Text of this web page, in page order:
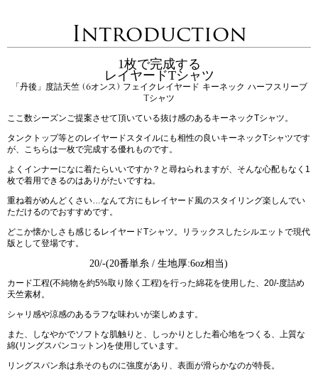
Introduction
1枚で完成する
レイヤードTシャツ
「丹後」度詰天竺 (6オンス) フェイクレイヤード キーネック ハーフスリーブ
Tシャツ
ここ数シーズンご提案させて頂いている抜け感のあるキーネックTシャツ。
タンクトップ等とのレイヤードスタイルにも相性の良いキーネックTシャツです
が、こちらは一枚で完成する優れものです。
よくインナーになに着たらいいですか？と尋ねられますが、そんな心配もなく1
枚で着用できるのはありがたいですね。
重ね着がめんどくさい…なんて方にもレイヤード風のスタイリング楽しんでい
ただけるのでおすすめです。
どこか懐かしさも感じるレイヤードTシャツ。リラックスしたシルエットで現代
版として登場です。
20/-(20番単糸 / 生地厚:6oz相当)
カード工程(不純物を約5%取り除く工程)を行った綿花を使用した、20/-度詰め
天竺素材。
シャリ感や涼感のあるラフな味わいが楽しめます。
また、しなやかでソフトな肌触りと、しっかりとした着心地をつくる、上質な
綿(リングスパンコットン)を使用しています。
リングスパン糸は糸そのものに強度があり、表面が滑らかなのが特長。